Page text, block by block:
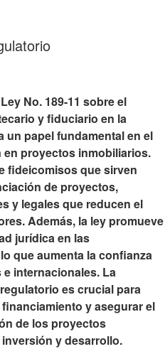
No. 189-11 sobre el
y fiduciario en la
un papel fundamental en el
proyectos inmobiliarios.
fideicomisos que sirven
de proyectos,
y legales que reducen el
Además, la ley promueve
jurídica en las
que aumenta la confianza
internacionales. La
es crucial para
y asegurar el
de los proyectos
y desarrollo.